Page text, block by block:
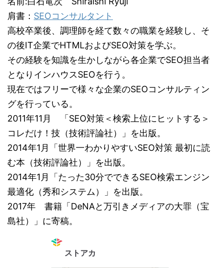
肩書： SEOコンサルタント
高校卒業後、調理師を経て数々の職業を経験し、そ
の後IT企業でHTMLおよびSEO対策を学ぶ。
その経験を知識を生かしながら各企業でSEO担当者
となりインハウスSEOを行う。
現在ではフリーで様々な企業のSEOコンサルティン
グを行っている。
2011年11月 「SEO対策＜検索上位にヒットする＞
コレだけ！技（技術評論社）」を出版。
2014年1月「世界一わかりやすいSEO対策 最初に読
む本（技術評論社）」を出版。
2014年1月「たった30分でできるSEO検索エンジン
最適化（秀和システム）」を出版。
2017年 書籍「DeNAと万引きメディアの大罪（宝
島社）」に寄稿。
ストアカ